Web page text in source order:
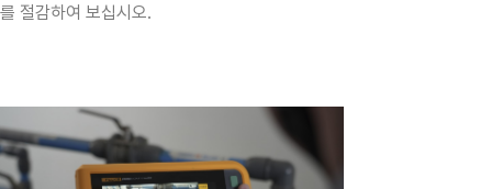
를 절감하여 보십시오.